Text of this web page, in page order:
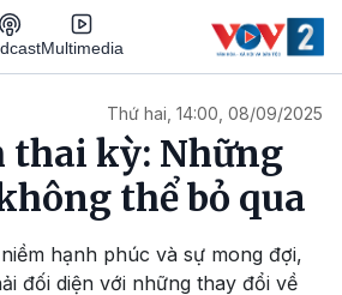
Multimedia
Thứ hai, 14:00, 08/09/2025
thai kỳ: Những
thể bỏ qua
hạnh phúc và sự mong đợi,
đối diện với những thay đổi về